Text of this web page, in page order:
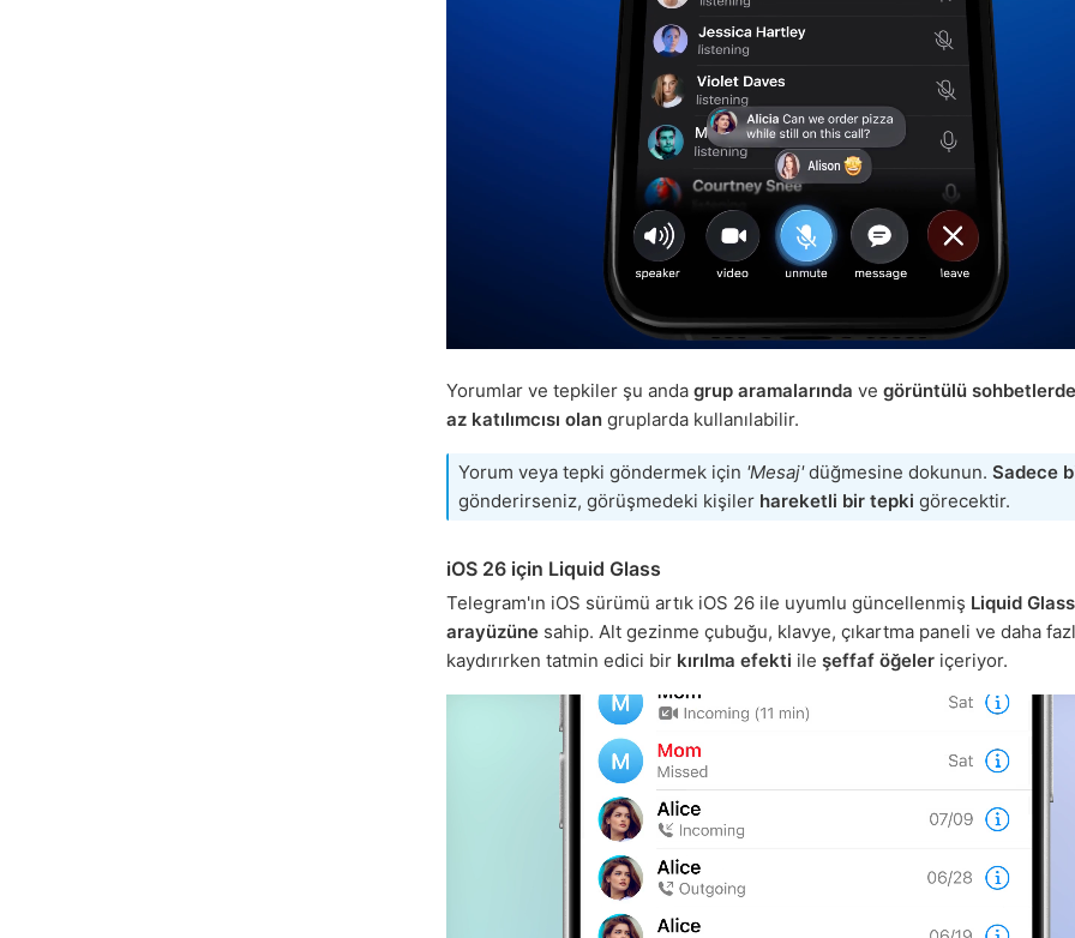
Yorumlar ve tepkiler şu anda grup aramalarında ve görüntülü sohbetlerde
az katılımcısı olan gruplarda kullanılabilir.
Yorum veya tepki göndermek için 'Mesaj'düğmesine dokunun. Sadece
gönderirseniz, görüşmedeki kişiler hareketli bir tepki görecektir.
iOS 26 için Liquid Glass
Telegram'ın iOS sürümü artık iOS 26 ile uyumlu güncellenmiş Liquid Glass
arayüzüne sahip. Alt gezinme çubuğu, klavye, çıkartma paneli ve daha
kaydırırken tatmin edici bir kırılma efekti ile şeffaf öğeler içeriyor.